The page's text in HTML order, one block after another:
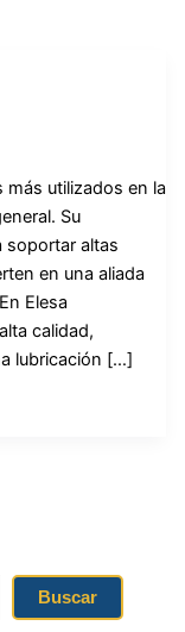
más utilizados en la
Su
soportar altas
en una aliada
Elesa
calidad,
lubricación […]
Buscar